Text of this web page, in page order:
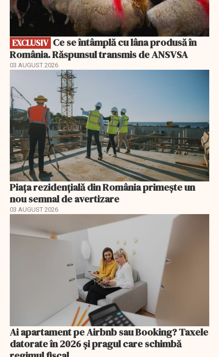
EXCLUSIV
România. Răspunsul transmis de ANSVSA
03 AUGUST 2026
Piața rezidențială din România primește un
nou semnal de avertizare
03 AUGUST 2026
Ai apartament pe Airbnb sau Booking? Taxele
datorate în 2026 și pragul care schimbă